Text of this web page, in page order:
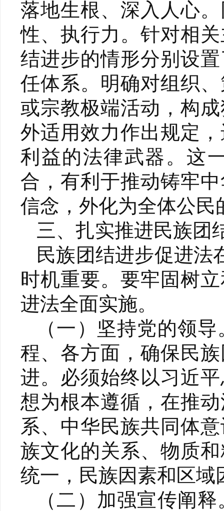
落地生根、深入人心
性、执行力。针对相
结进步的情形分别设
任体系。明确对组织
或宗教极端活动，构
外适用效力作出规定
利益的法律武器。这
合，有利于推动铸牢
信念，外化为全体公民
三、扎实推进民族团
民族团结进步促进法
时机重要。要牢固树
进法全面实施。
（一）坚持党的领
程、各方面，确保民
进。必须始终以习近
想为根本遵循，在推
系、中华民族共同体
族文化的关系、物质
统一，民族因素和区域
（二）加强宣传阐